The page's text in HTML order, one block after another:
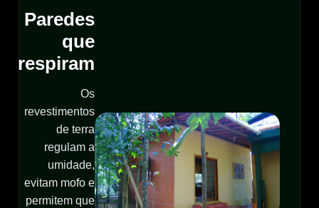
Paredes
que
respiram
Os
revestimentos
de terra
regulam a
umidade,
evitam mofo e
permitem que